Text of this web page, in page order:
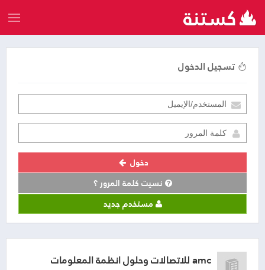
تسجيل الدخول
دخول
نسيت كلمة المرور ؟
مستخدم جديد
amc للاتصالات وحلول انظمة المعلومات